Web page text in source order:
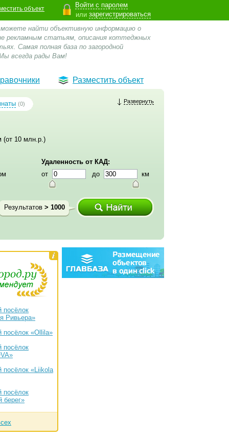
Войти с паролем
или зарегистрироваться
объект
найти объективную информацию о
рекламным статьям, описания коттеджных
Самая полная база по загородной
всегда рады Вам!
Разместить объект
(0) Развернуть
(от 10 млн.р.)
Удаленность от КАД:
от
до км
Результатов > 1000
посёлок
Ривьера»
посёлок «Ollila»
посёлок
посёлок «Liikola
посёлок
берег»